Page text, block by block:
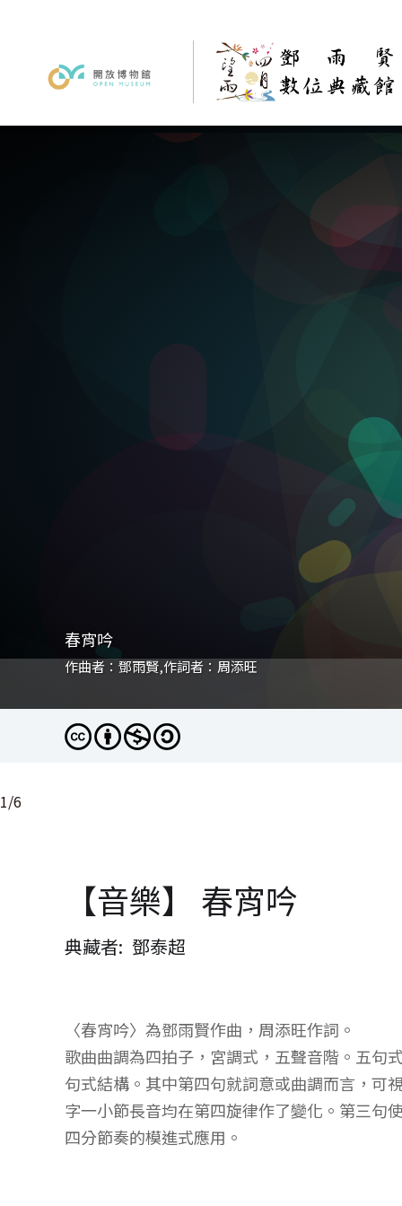
春宵吟
作曲者：鄧雨賢,作詞者：周添旺
春宵吟
作曲者：鄧雨賢,作詞者：周添旺
望 不忘春風（現代版）_春宵吟
作曲者：鄧雨賢,作詞者：周添旺
春宵吟
作曲者：鄧雨賢,作詞者：周添旺
春宵吟
作曲者：鄧雨賢,作詞者：周添旺
春宵吟
作曲者：鄧雨賢,作詞者：周添旺
1/6
【音樂】 春宵吟
典藏者 鄧泰超
〈春宵吟〉為鄧雨賢作曲，周添旺作詞。
歌曲曲調為四拍子，宮調式，五聲音階。五句
句式結構。其中第四句就詞意或曲調而言，可
字一小節長音均在第四旋律作了變化。第三句
四分節奏的模進式應用。